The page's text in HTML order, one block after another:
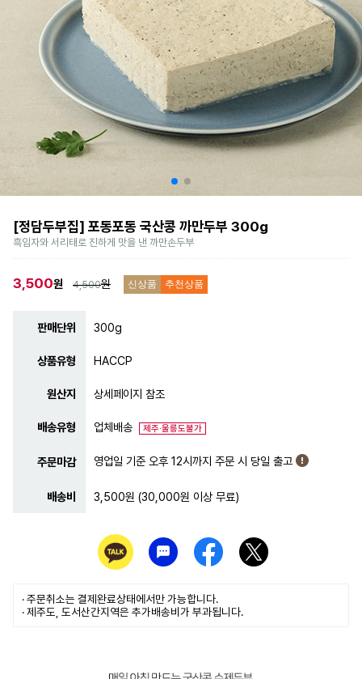
[정담두부집] 포동포동 국산콩 까만두부 300g
흑임자와 서리태로 진하게 맛을 낸 까만손두부
3,500원 4,500원 신상품 추천상품
판매단위 300g
상품유형 HACCP
원산지 상세페이지 참조
배송유형 업체배송 제주·울릉도불가
주문마감 영업일 기준 오후 12시까지 주문 시 당일 출고
배송비 3,500원 (30,000원 이상 무료)
· 주문취소는 결제완료상태에서만 가능합니다.
· 제주도, 도서산간지역은 추가배송비가 부과됩니다.